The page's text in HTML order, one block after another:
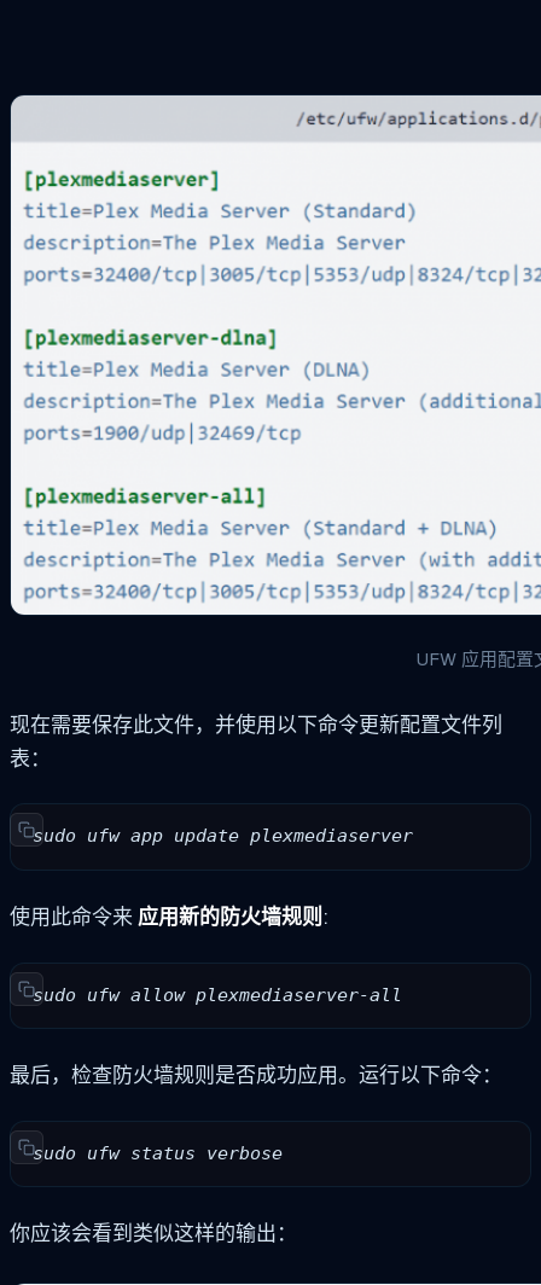
UFW 应用配置
现在需要保存此文件，并使用以下命令更新配置文件列
表：
sudo ufw app update plexmediaserver
使用此命令来 应用新的防火墙规则 :
sudo ufw allow plexmediaserver-all
最后，检查防火墙规则是否成功应用。运行以下命令：
sudo ufw status verbose
你应该会看到类似这样的输出：